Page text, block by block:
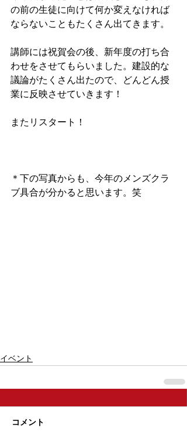
の前の生徒に向けて何か変えなければ
ならないこともたくさん出てきます。
講師には祝賀会の後、新年度の打ち合
わせをさせてもらいました。建設的な
議論がたくさん出たので、どんどん授
業に反映させていきます！
またリスタート！
＊下の写真からも、今年のメンズクラ
ブ具合が分かると思います。笑
イベント
コメント